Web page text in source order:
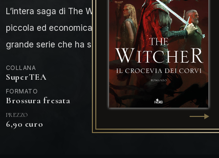
L’intera saga di The Witcher
nella sua edizione più
piccola ed economica. Un piccolo prezzo per una
grande serie che ha segnato la storia del fantasy!
COLLANA
SuperTEA
FORMATO
Brossura fresata
PREZZO
6,90 euro